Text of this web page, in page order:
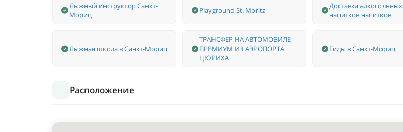
Лыжный инструктор Санкт-
Мориц
Playground St. Moritz
Доставка алкогольных
напитков напитков
Лыжная школа в Санкт-Мориц
ТРАНСФЕР НА АВТОМОБИЛЕ
ПРЕМИУМ ИЗ АЭРОПОРТА
ЦЮРИХА
Гиды в Санкт-Мориц
Расположение